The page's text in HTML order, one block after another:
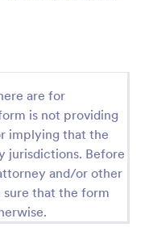
are for
is not providing
implying that the
jurisdictions. Before
and/or other
sure that the form